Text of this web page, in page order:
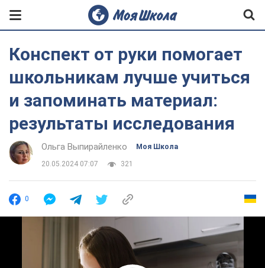
Конспект от руки помогает
школьникам лучше учиться
и запоминать материал:
результаты исследования
Ольга Выпирайленко Моя Школа
20.05.2024 07:07 321
0